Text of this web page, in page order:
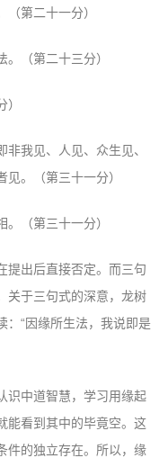
（第二十一分）
。（第二十三分）
非我见、人见、众生见、
。（第三十一分）
。（第三十一分）
提出后直接否定。而三句
于三句式的深意， 龙树
：“因缘所生法，我说即是
识中道智慧，学习用缘起
能看到其中的毕竟空。这
件的独立存在。所以，缘